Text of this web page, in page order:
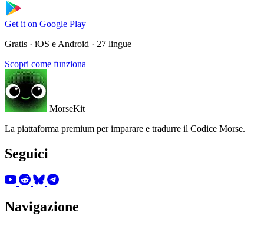
Get it on Google Play
Gratis · iOS e Android · 27 lingue
Scopri come funziona
MorseKit
La piattaforma premium per imparare e tradurre il Codice Morse.
Seguici
Navigazione